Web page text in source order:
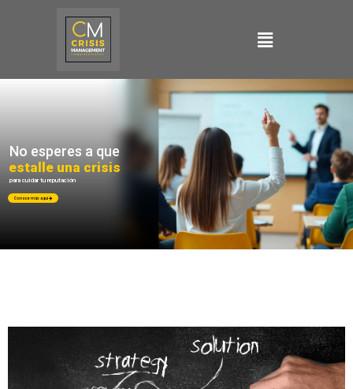
No esperes a que
estalle una crisis
para cuidar tu reputación
Conoce más aquí